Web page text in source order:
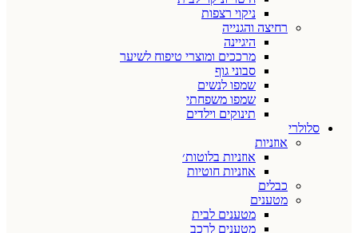
ניקוי רצפות
רחיצה והגנייה
היגיינה
מרככים ומוצרי טיפוח לשיער
סבוני גוף
שמפו לנשים
שמפו משפחתי
תינוקים וילדים
סלולרי
אוזניות
אוזניות בלוטות׳
אוזניות חוטיות
כבלים
מטענים
מטענים לבית
מטענים לרכב